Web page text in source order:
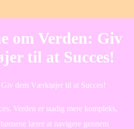
om Verden: Giv
til at Succes!
dem Værktøjer til at Succes!
Verden er stadig mere kompleks,
lærer at navigere gennem